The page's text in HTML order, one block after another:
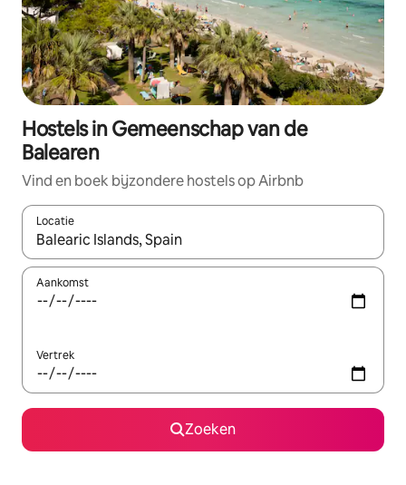
Hostels in Gemeenschap van de
Balearen
Vind en boek bijzondere hostels op Airbnb
Locatie
Wanneer er suggesties beschikbaar zijn, maak je een keuze
Aankomst
Vertrek
Zoeken